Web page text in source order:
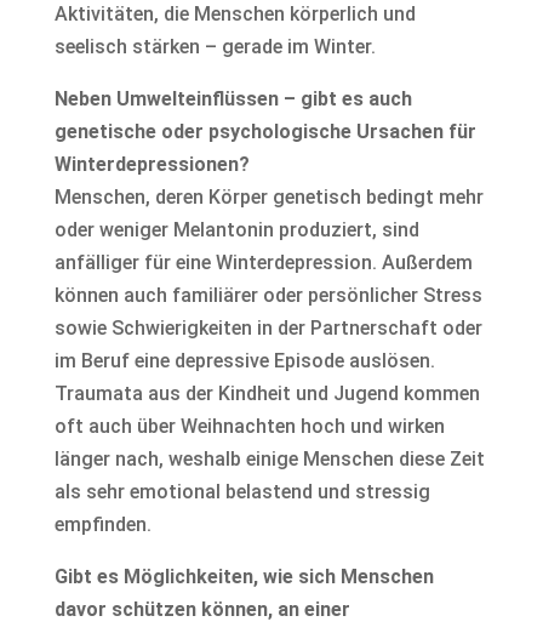
Aktivitäten, die Menschen körperlich und
seelisch stärken – gerade im Winter.
Neben Umwelteinflüssen – gibt es auch
genetische oder psychologische Ursachen für
Winterdepressionen?
Menschen, deren Körper genetisch bedingt mehr
oder weniger Melantonin produziert, sind
anfälliger für eine Winterdepression. Außerdem
können auch familiärer oder persönlicher Stress
sowie Schwierigkeiten in der Partnerschaft oder
im Beruf eine depressive Episode auslösen.
Traumata aus der Kindheit und Jugend kommen
oft auch über Weihnachten hoch und wirken
länger nach, weshalb einige Menschen diese Zeit
als sehr emotional belastend und stressig
empfinden.
Gibt es Möglichkeiten, wie sich Menschen
davor schützen können, an einer